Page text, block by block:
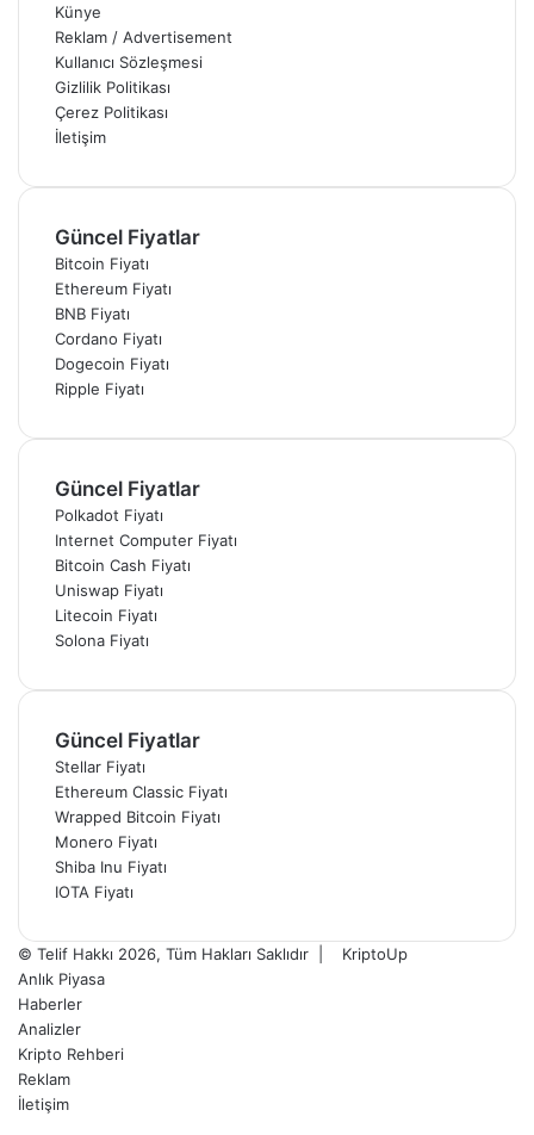
Künye
Reklam / Advertisement
Kullanıcı Sözleşmesi
Gizlilik Politikası
Çerez Politikası
İletişim
Güncel Fiyatlar
Bitcoin Fiyatı
Ethereum Fiyatı
BNB Fiyatı
Cordano Fiyatı
Dogecoin Fiyatı
Ripple Fiyatı
Güncel Fiyatlar
Polkadot Fiyatı
Internet Computer Fiyatı
Bitcoin Cash Fiyatı
Uniswap Fiyatı
Litecoin Fiyatı
Solona Fiyatı
Güncel Fiyatlar
Stellar Fiyatı
Ethereum Classic Fiyatı
Wrapped Bitcoin Fiyatı
Monero Fiyatı
Shiba Inu Fiyatı
IOTA Fiyatı
© Telif Hakkı 2026, Tüm Hakları Saklıdır |
KriptoUp
Anlık Piyasa
Haberler
Analizler
Kripto Rehberi
Reklam
İletişim